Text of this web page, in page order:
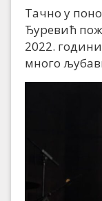
Тачно у
Ђуревић
2022.
много